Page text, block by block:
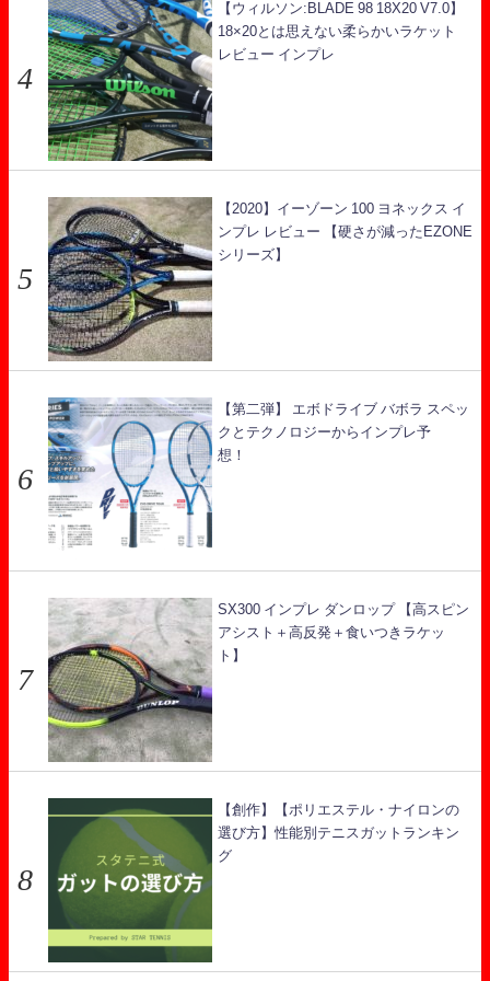
【ウィルソン:BLADE 98 18X20 V7.0】
18×20とは思えない柔らかいラケット
レビュー インプレ
【2020】イーゾーン 100 ヨネックス イ
ンプレ レビュー 【硬さが減ったEZONE
シリーズ】
【第二弾】 エボドライブ バボラ スペッ
クとテクノロジーからインプレ予
想！
SX300 インプレ ダンロップ 【高スピン
アシスト＋高反発＋食いつきラケッ
ト】
【創作】【ポリエステル・ナイロンの
選び方】性能別テニスガットランキン
グ